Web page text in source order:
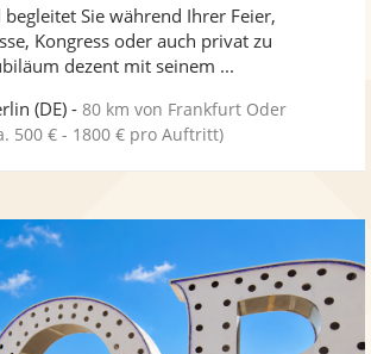
begleitet Sie während Ihrer Feier,
Kongress oder auch privat zu
dezent mit seinem ...
(DE) -80 km von Frankfurt Oder
500 € - 1800 € pro Auftritt)